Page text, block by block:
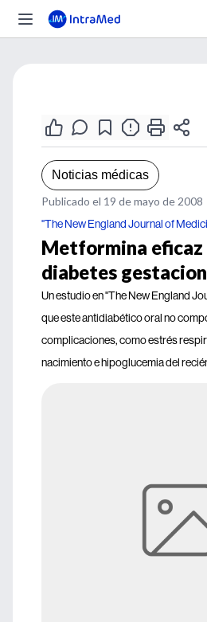
Noticias médicas
Publicado el 19 de mayo de 2008
"The New England Journal of
Metformina
diabetes
Un estudio en "The New England
que este antidiabético oral no
complicaciones, como estrés
nacimiento e hipoglucemia del